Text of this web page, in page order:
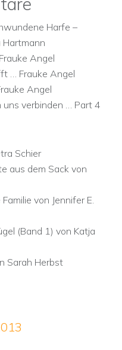
Harfe –
Hartmann
Angel
… Frauke Angel
Angel
verbinden … Part 4
Schier
aus dem Sack von
von Jennifer E.
(Band 1) von Katja
Sarah Herbst